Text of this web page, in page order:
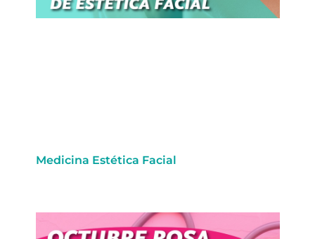
Medicina Estética Facial